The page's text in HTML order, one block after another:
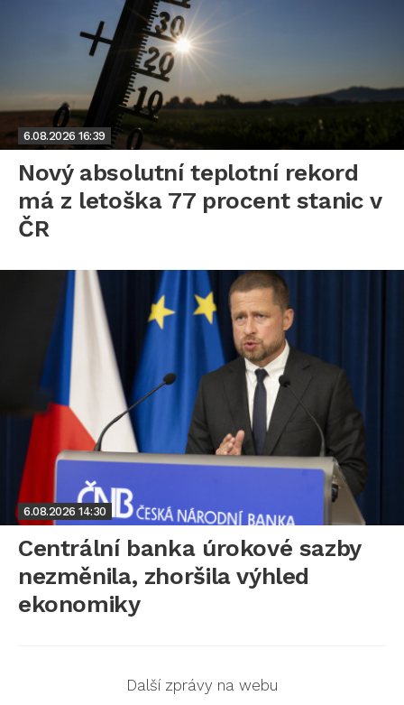
Nový absolutní teplotní rekord
má z letoška 77 procent stanic v
ČR
6.08.2026 16:39
Centrální banka úrokové sazby
nezměnila, zhoršila výhled
ekonomiky
6.08.2026 14:30
Další zprávy na webu